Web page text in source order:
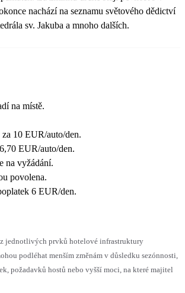
nachází na seznamu světového dědictví
sv. Jakuba a mnoho dalších.
na místě.
10 EUR/auto/den.
EUR/auto/den.
na vyžádání.
povolena.
6 EUR/den.
jednotlivých prvků hotelové infrastruktury
podléhat menším změnám v důsledku sezónnosti,
požadavků hostů nebo vyšší moci, na které majitel